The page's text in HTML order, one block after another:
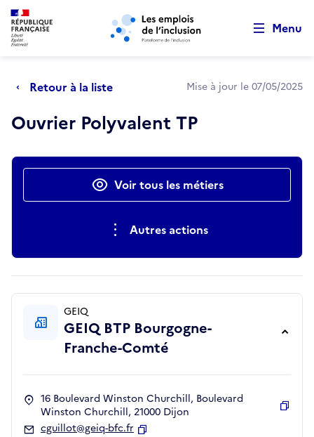
Aller au menu principal Aller au contenu principal
Menu
Retour à la liste Mise à jour le 07/05/2025
Ouvrier Polyvalent TP
Actions rapidesVoir tous les métiers
Autres actions
GEIQ
GEIQ BTP Bourgogne-
Franche-Comté
16 Boulevard Winston Churchill, Boulevard
Winston Churchill, 21000 Dijon
cguillot@geiq-bfc.fr
Retour au début de la page
Panneau de gestion des cookies